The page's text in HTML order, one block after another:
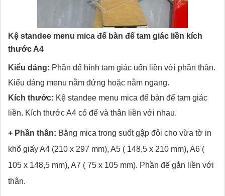
Kệ standee menu mica để bàn đế tam giác liền kích
thước A4
Kiểu dáng: Phần đế hình tam giác uốn liền với phần thân.
Kiểu dáng menu nằm đứng hoặc nằm ngang.
Kích thước: Kệ standee menu mica để bàn đế tam giác
liền. Kích thước A4 có đế và thân liền với nhau.
+ Phần thân: Bằng mica trong suốt gập đôi cho vừa tờ in
khổ giấy A4 (210 x 297 mm), A5 ( 148,5 x 210 mm), A6 (
105 x 148,5 mm), A7 ( 75 x 105 mm). Phần đế gắn liền với
thân.